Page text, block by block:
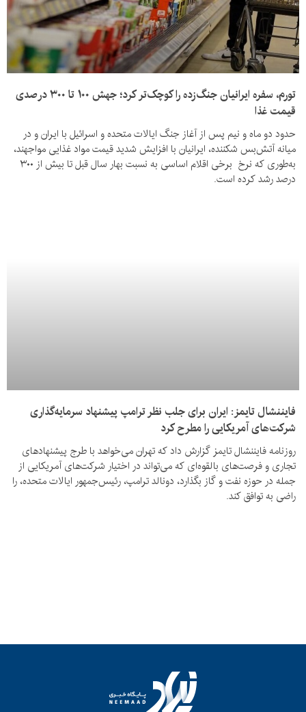
تورم، سفره ایرانیان جنگ‌زده را کوچک‌تر کرد؛ جهش ۱۰۰ تا ۳۰۰ درصدی
قیمت غذا
حدود دو ماه و نیم پس از آغاز جنگ ایالات متحده و اسرائیل با ایران و در
میانه آتش‌بس شکننده، ایرانیان با افزایش شدید قیمت مواد غذایی مواجهند،
به‌طوری که نرخ برخی اقلام اساسی به نسبت بهار سال قبل تا بیش از ۳۰۰
درصد رشد کرده است.
فایننشال تایمز: ایران برای جلب نظر ترامپ پیشنهاد سرمایه‌گذاری
شرکت‌های آمریکایی را مطرح کرد
روزنامه فایننشال تایمز گزارش داد که تهران می‌خواهد با طرج پیشنهادهای
تجاری و فرصت‌های بالقوه‌ای که می‌تواند در اختیار شرکت‌های آمریکایی از
جمله در حوزه نفت و گاز بگذارد، دونالد ترامپ، رئیس‌جمهور ایالات متحده، را
راضی به توافق کند.